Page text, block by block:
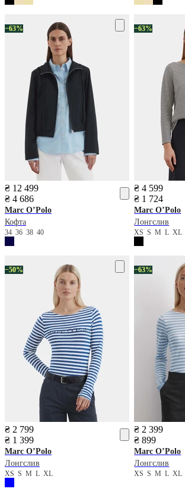
−63%
₴ 12 499
₴ 4 686
Marc O’Polo
Кофта
34 36 38 40
−63%
₴ 4 599
₴ 1 724
Marc O’Polo
Лонгслив
XSSMLXL
−50%
₴ 2 799
₴ 1 399
Marc O’Polo
Лонгслив
XS S M L XL
−63%
₴ 2 399
₴ 899
Marc O’Polo
Лонгслив
XSSMLXL